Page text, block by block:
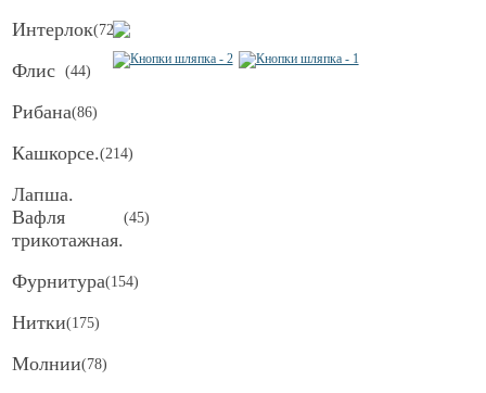
Интерлок(72)
Флис (44)
Рибана(86)
Кашкорсе.(214)
Лапша.
Вафля
трикотажная.
(45)
Фурнитура(154)
Нитки(175)
Молнии(78)